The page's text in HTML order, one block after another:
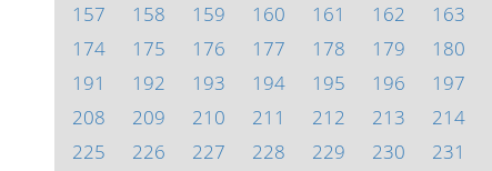
157
158 159 160 161 162 163
174
175 176 177 178 179 180
191
192 193 194 195 196 197
208
209 210 211 212 213 214
225
226 227 228 229 230 231